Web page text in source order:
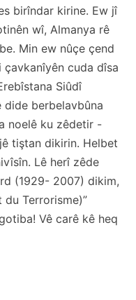
birîndar kirine. Ew jî
wî, Almanya rê
Min ew nûçe çend
cuda dîsa
Siûdî
berbelavbûna
noelê ku zêdetir -
tiştan dikirin. Helbet
Lê herî zêde
(1929- 2007) dikim,
du Terrorisme)”
Vê carê kê heq